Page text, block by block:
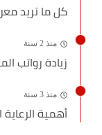
كل ما تريد
منذ 2 سنة
زيادة رواتب
منذ 3 سنة
أهمية الرعاية